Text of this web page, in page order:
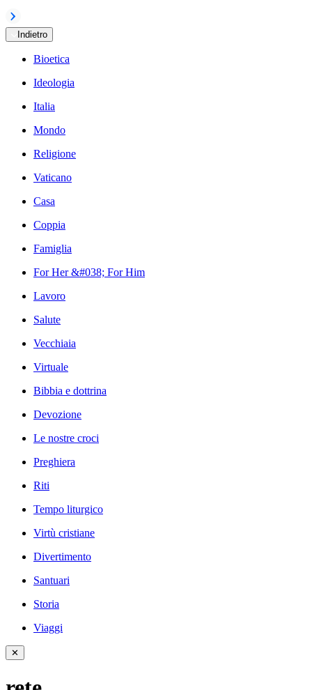
Indietro
Bioetica
Ideologia
Italia
Mondo
Religione
Vaticano
Casa
Coppia
Famiglia
For Her &#038; For Him
Lavoro
Salute
Vecchiaia
Virtuale
Bibbia e dottrina
Devozione
Le nostre croci
Preghiera
Riti
Tempo liturgico
Virtù cristiane
Divertimento
Santuari
Storia
Viaggi
✕